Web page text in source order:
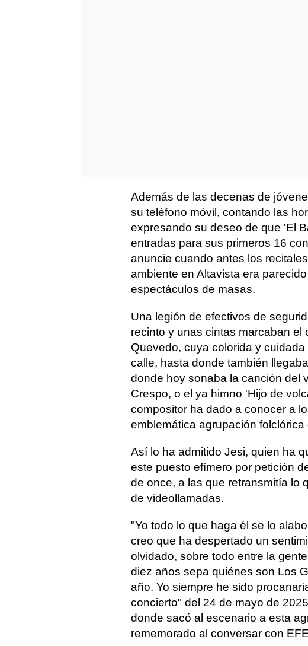
Además de las decenas de
su teléfono móvil, contando las
expresando su deseo de que 'El
entradas para sus primeros 16
anuncie cuando antes los
ambiente en Altavista era
espectáculos de masas.
Una legión de efectivos de
recinto y unas cintas marcaban el
Quevedo, cuya colorida y
calle, hasta donde también
donde hoy sonaba la canción del
Crespo, o el ya himno 'Hijo de
compositor ha dado a conocer a
emblemática agrupación folclórica
Así lo ha admitido Jesi, quien ha
este puesto efímero por petición
de once, a las que retransmitía lo
de videollamadas.
"Yo todo lo que haga él se lo
creo que ha despertado un
olvidado, sobre todo entre la
diez años sepa quiénes son Los
año. Yo siempre he sido
concierto" del 24 de mayo de
donde sacó al escenario a esta
rememorado al conversar con